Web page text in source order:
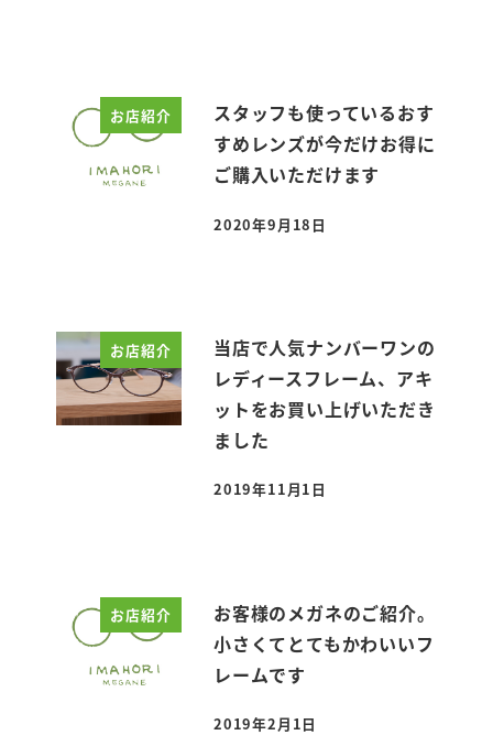
お店紹介
スタッフも使っているおす
すめレンズが今だけお得に
ご購入いただけます
投稿日
2020年9月18日
お店紹介
当店で人気ナンバーワンの
レディースフレーム、アキ
ットをお買い上げいただき
ました
投稿日
2019年11月1日
お店紹介
お客様のメガネのご紹介。
小さくてとてもかわいいフ
レームです
投稿日
2019年2月1日